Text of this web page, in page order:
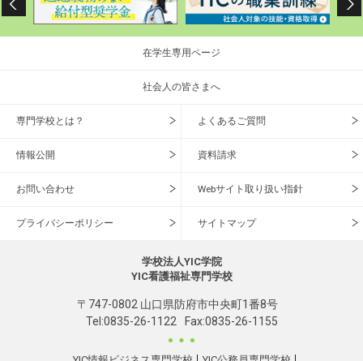
在学生専用ページ
社会人の皆さまへ
専門学校とは？ よくあるご質問
情報公開 資料請求
お問い合わせ Webサイト取り扱い指針
プライバシーポリシー サイトマップ
学校法人YIC学院
YIC看護福祉専門学校
〒747-0802 山口県防府市中央町1番8号
Tel:0835-26-1122 Fax:0835-26-1155